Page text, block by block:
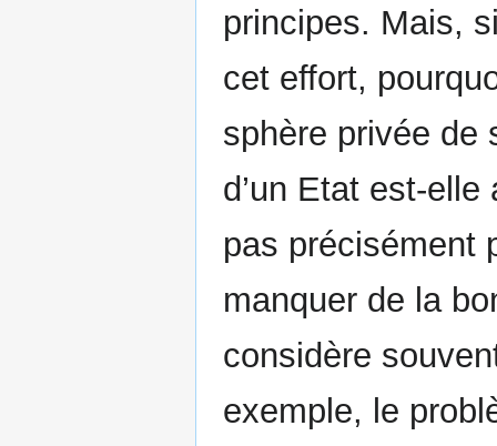
principes. Mais,
cet effort,
sphère privée de
d’un Etat est-
pas précisément
manquer de la
considère
exemple, le